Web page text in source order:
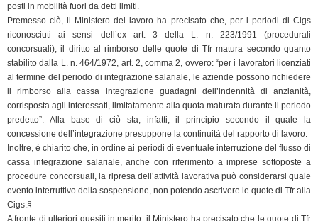
posti in mobilità fuori da detti limiti.
Premesso ciò, il Ministero del lavoro ha precisato che, per i periodi di Cigs
riconosciuti ai sensi dell’ex art. 3 della L. n. 223/1991 (procedurali
concorsuali), il diritto al rimborso delle quote di Tfr matura secondo quanto
stabilito dalla L. n. 464/1972, art. 2, comma 2, ovvero: “per i lavoratori licenziati
al termine del periodo di integrazione salariale, le aziende possono richiedere
il rimborso alla cassa integrazione guadagni dell’indennità di anzianità,
corrisposta agli interessati, limitatamente alla quota maturata durante il periodo
predetto”. Alla base di ciò sta, infatti, il principio secondo il quale la
concessione dell’integrazione presuppone la continuità del rapporto di lavoro.
Inoltre, è chiarito che, in ordine ai periodi di eventuale interruzione del flusso di
cassa integrazione salariale, anche con riferimento a imprese sottoposte a
procedure concorsuali, la ripresa dell’attività lavorativa può considerarsi quale
evento interruttivo della sospensione, non potendo ascrivere le quote di Tfr alla
Cigs.§
A fronte di ulteriori quesiti in merito, il Ministero ha precisato che le quote di Tfr